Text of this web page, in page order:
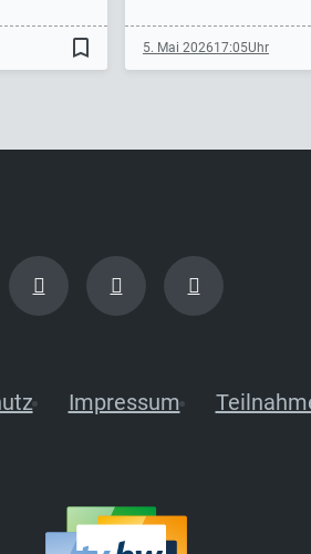
bookmark_border 5. Mai 202617:05
Impressum